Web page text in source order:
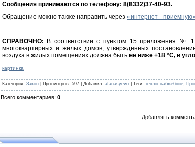
Сообщения принимаются по телефону: 8(8332)37-40-93.
Обращение можно также направить через «интернет - приемную»
СПРАВОЧНО:
В соответствии с пунктом 15 приложения № 1
многоквартирных и жилых домов, утвержденных
воздуха в жилых помещениях должна быть не ниже +18 °C, в
картинка
Категория: Закон Просмотров: 597 | Добавил: afanasyevo Теги: теплоснабже6ние,
Всего комментариев: 0
Добавлять